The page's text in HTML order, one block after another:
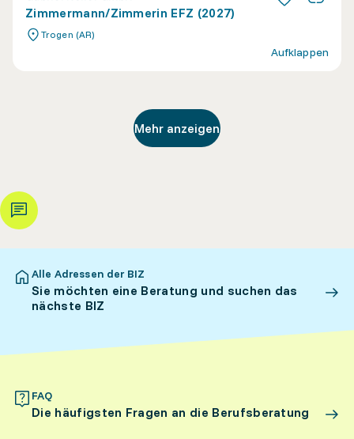
Zimmermann/Zimmerin EFZ (2027)
Trogen (AR)
Aufklappen
Mehr anzeigen
Alle Adressen der BIZ
Sie möchten eine Beratung und suchen das
nächste BIZ
FAQ
Die häufigsten Fragen an die Berufsberatung